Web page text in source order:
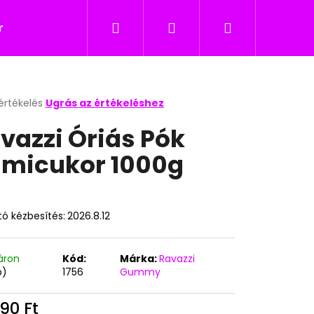
Nyalókák Édesség gyerekeknek
KeresésBejelentkezés
Kosár
Ugrás az értékeléshez
Óriás Pók
1000g
kézbesítés: 2026.8.12
Kód:
1756
Márka:Ravazzi
Gummy
Ft